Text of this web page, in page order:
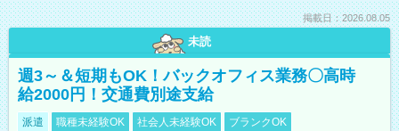
掲載日：2026.08.05
未読
週3～＆短期もOK！バックオフィス業務〇高時
給2000円！交通費別途支給
派遣 職種未経験OK 社会人未経験OK ブランクOK